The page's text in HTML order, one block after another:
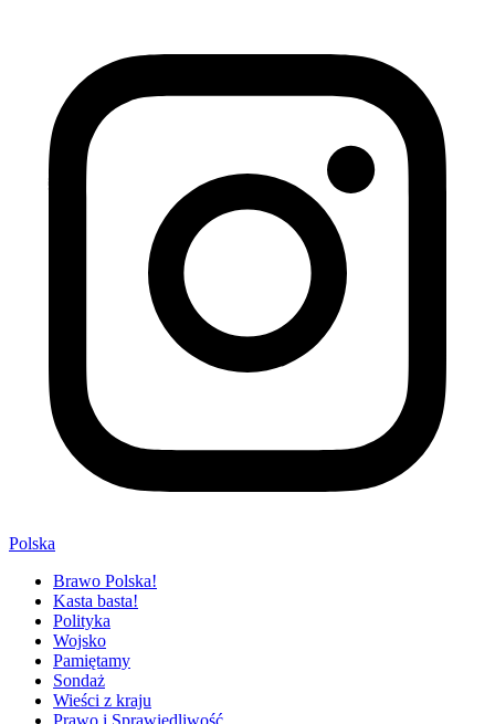
Polska
Brawo Polska!
Kasta basta!
Polityka
Wojsko
Pamiętamy
Sondaż
Wieści z kraju
Prawo i Sprawiedliwość